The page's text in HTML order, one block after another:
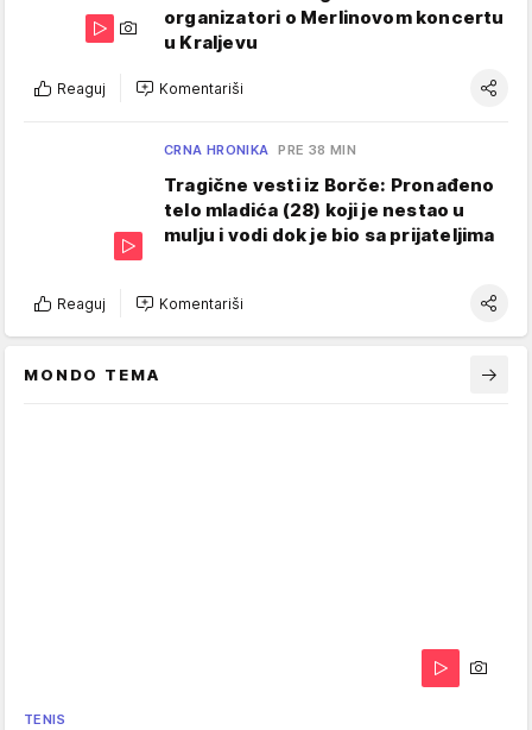
organizatori o Merlinovom koncertu
u Kraljevu
Reaguj Komentariši
CRNA HRONIKA PRE 38 MIN
Tragične vesti iz Borče: Pronađeno
telo mladića (28) koji je nestao u
mulju i vodi dok je bio sa prijateljima
Reaguj Komentariši
MONDO TEMA
TENIS